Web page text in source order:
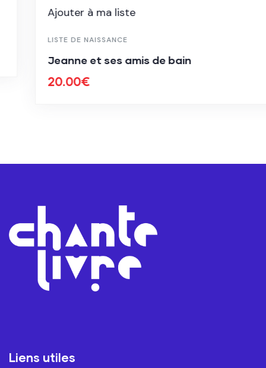
Ajouter à ma liste
LISTE DE NAISSANCE
Jeanne et ses amis de bain
20.00€
Liens utiles